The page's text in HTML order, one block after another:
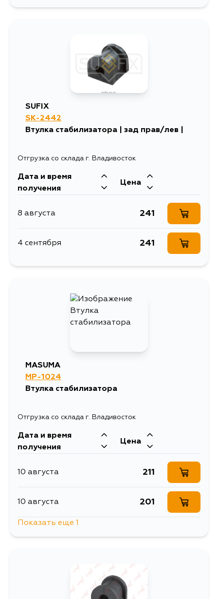
SUFIX
SK-2442
Втулка стабилизатора | зад прав/лев |
Отгрузка со склада г. Владивосток
Дата и время
получения
Цена
8 августа 241
4 сентября 241
MASUMA
MP-1024
Втулка стабилизатора
Отгрузка со склада г. Владивосток
Дата и время
получения
Цена
10 августа 211
10 августа 201
Показать еще 1